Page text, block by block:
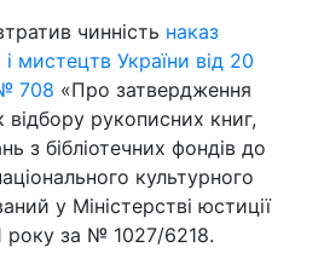
чинність наказ
мистецтв України від 20
708 «Про затвердження
відбору рукописних книг,
з бібліотечних фондів до
культурного
у Міністерстві юстиції
року за № 1027/6218.